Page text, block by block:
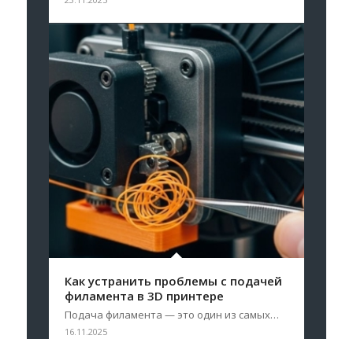
Как устранить проблемы с подачей
филамента в 3D принтере
Подача филамента — это один из самых…
16.11.2025